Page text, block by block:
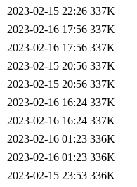
2023-02-15 22:26 337K
2023-02-16 17:56 337K
2023-02-16 17:56 337K
2023-02-15 20:56 337K
2023-02-15 20:56 337K
2023-02-16 16:24 337K
2023-02-16 16:24 337K
2023-02-16 01:23 336K
2023-02-16 01:23 336K
2023-02-15 23:53 336K